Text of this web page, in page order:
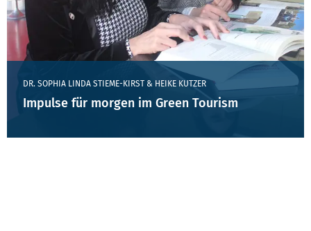
DR. SOPHIA LINDA STIEME-KIRST & HEIKE KUTZER
Impulse für morgen im Green Tourism